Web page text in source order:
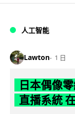
人工智能
Lawton 1 日
日本偶像
直播系統